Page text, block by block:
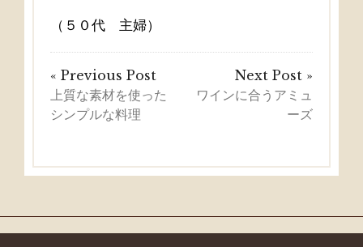
（５０代 主婦）
« Previous Post
上質な素材を使った
シンプルな料理
Next Post »
ワインに合うアミュ
ーズ